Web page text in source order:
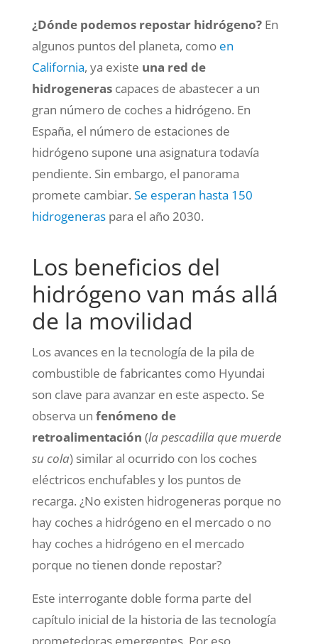
¿Dónde podemos repostar hidrógeno?En
algunos puntos del planeta, como en
California, ya existe una red de
hidrogenerascapaces de abastecer a un
gran número de coches a hidrógeno. En
España, el número de estaciones de
hidrógeno supone una asignatura todavía
pendiente. Sin embargo, el panorama
promete cambiar. Se esperan hasta 150
hidrogeneraspara el año 2030.
Los beneficios del
hidrógeno van más allá
de la movilidad
Los avances en la tecnología de la pila de
combustible de fabricantes como Hyundai
son clave para avanzar en este aspecto. Se
observa un fenómeno de
retroalimentación (la pescadilla que muerde
su cola) similar al ocurrido con los coches
eléctricos enchufables y los puntos de
recarga. ¿No existen hidrogeneras porque no
hay coches a hidrógeno en el mercado o no
hay coches a hidrógeno en el mercado
porque no tienen donde repostar?
Este interrogante doble forma parte del
capítulo inicial de la historia de las tecnología
prometedoras emergentes. Por eso,